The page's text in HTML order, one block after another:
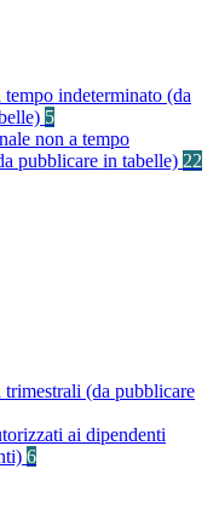
tempo indeterminato (da
5
non a tempo
pubblicare in tabelle) 22
trimestrali (da pubblicare
ai dipendenti
6